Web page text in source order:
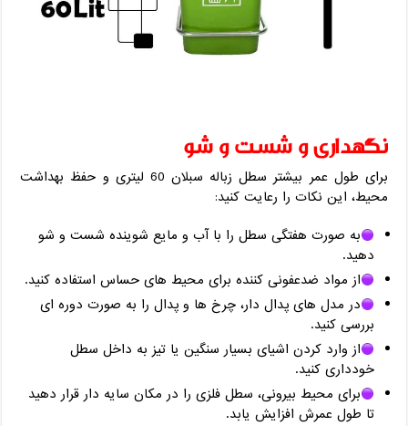
نگهداری و شست ‌و شو
برای طول عمر بیشتر سطل زباله سبلان 60 لیتری و حفظ بهداشت
محیط، این نکات را رعایت کنید:
به صورت هفتگی سطل را با آب و مایع شوینده شست ‌و شو
دهید.
از مواد ضدعفونی‌ کننده برای محیط‌ های حساس استفاده کنید.
در مدل ‌های پدال دار، چرخ ‌ها و پدال را به صورت دوره ‌ای
بررسی کنید.
از وارد کردن اشیای بسیار سنگین یا تیز به داخل سطل
خودداری کنید.
برای محیط بیرونی، سطل فلزی را در مکان سایه ‌دار قرار دهید
تا طول عمرش افزایش یابد.